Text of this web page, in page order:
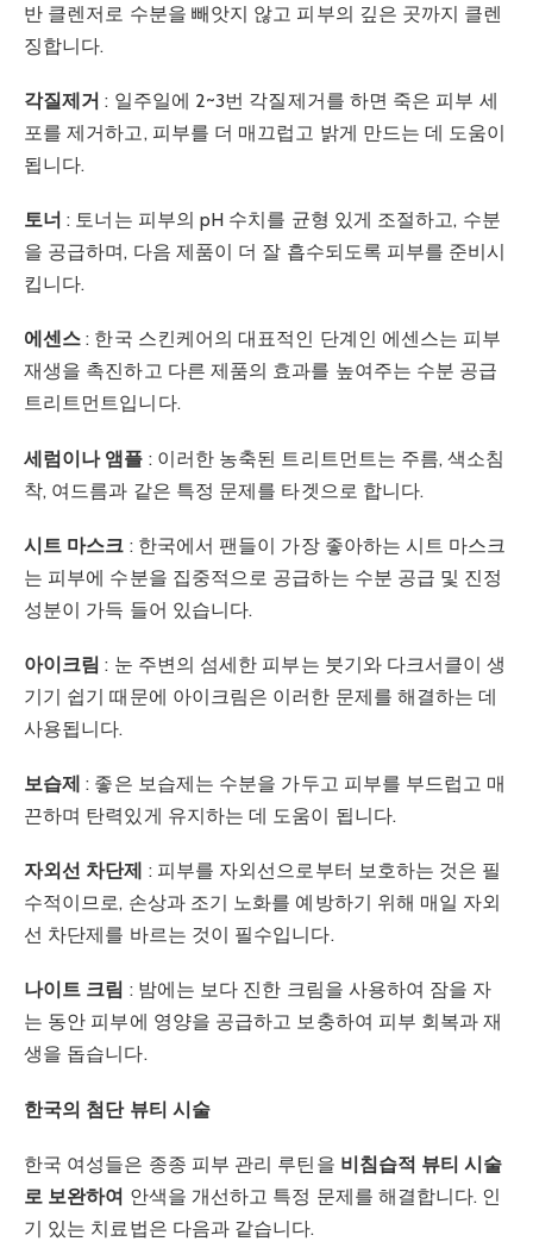
반 클렌저로 수분을 빼앗지 않고 피부의 깊은 곳까지 클렌
징합니다.
각질제거: 일주일에 2~3번 각질제거를 하면 죽은 피부 세
포를 제거하고, 피부를 더 매끄럽고 밝게 만드는 데 도움이
됩니다.
토너: 토너는 피부의 pH 수치를 균형 있게 조절하고, 수분
을 공급하며, 다음 제품이 더 잘 흡수되도록 피부를 준비시
킵니다.
에센스: 한국 스킨케어의 대표적인 단계인 에센스는 피부
재생을 촉진하고 다른 제품의 효과를 높여주는 수분 공급
트리트먼트입니다.
세럼이나 앰플 : 이러한 농축된 트리트먼트는 주름, 색소침
착, 여드름과 같은 특정 문제를 타겟으로 합니다.
시트 마스크 : 한국에서 팬들이 가장 좋아하는 시트 마스크
는 피부에 수분을 집중적으로 공급하는 수분 공급 및 진정
성분이 가득 들어 있습니다.
아이크림: 눈 주변의 섬세한 피부는 붓기와 다크서클이 생
기기 쉽기 때문에 아이크림은 이러한 문제를 해결하는 데
사용됩니다.
보습제: 좋은 보습제는 수분을 가두고 피부를 부드럽고 매
끈하며 탄력있게 유지하는 데 도움이 됩니다.
자외선 차단제 : 피부를 자외선으로부터 보호하는 것은 필
수적이므로, 손상과 조기 노화를 예방하기 위해 매일 자외
선 차단제를 바르는 것이 필수입니다.
나이트 크림 : 밤에는 보다 진한 크림을 사용하여 잠을 자
는 동안 피부에 영양을 공급하고 보충하여 피부 회복과 재
생을 돕습니다.
한국의 첨단 뷰티 시술
한국 여성들은 종종 피부 관리 루틴을 비침습적 뷰티 시술
로 보완하여 안색을 개선하고 특정 문제를 해결합니다. 인
기 있는 치료법은 다음과 같습니다.